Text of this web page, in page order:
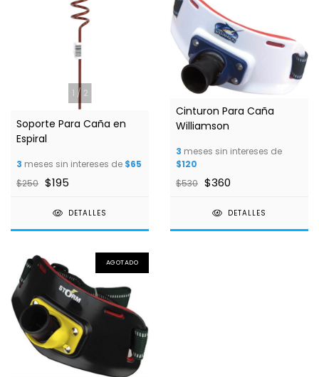
1 / 2
Soporte Para Caña en
Espiral
3 meses sin intereses de $65
$250 $195
DETALLES
Cinturon Para Caña
Williamson
3 meses sin intereses de
$120
$530 $360
DETALLES
AGOTADO